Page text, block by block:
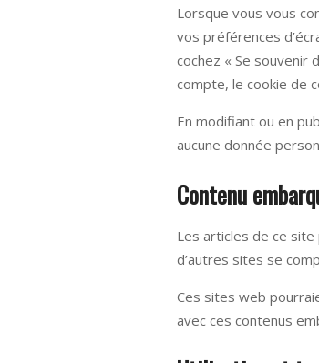
Lorsque vous vous
vos préférences
cochez « Se souvenir
compte, le cookie de
En modifiant ou en
aucune donnée
Contenu
Les articles de ce
d’autres sites se
Ces sites web
avec ces contenus